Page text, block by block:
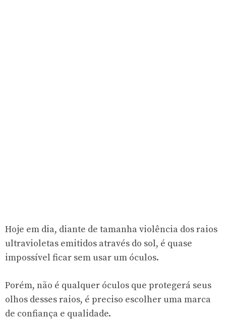
Hoje em dia, diante de tamanha violência dos raios
ultravioletas emitidos através do sol, é quase
impossível ficar sem usar um óculos.
Porém, não é qualquer óculos que protegerá seus
olhos desses raios, é preciso escolher uma marca
de confiança e qualidade.